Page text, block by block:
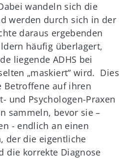
wandeln sich die
werden durch sich in der
daraus ergebenden
häufig überlagert,
liegende ADHS bei
„maskiert“ wird. Dies
Betroffene auf ihren
und Psychologen-Praxen
sammeln, bevor sie –
- endlich an einen
der die eigentliche
die korrekte Diagnose